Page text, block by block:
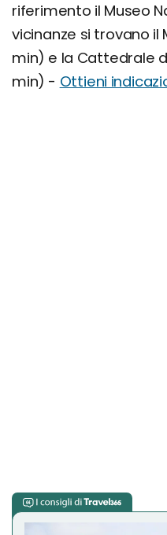
riferimento il Museo
vicinanze si trovano il
min) e la Cattedrale
min) - Ottieni